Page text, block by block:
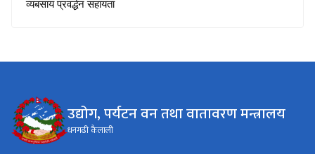
व्यबसाय प्रवर्द्धन सहायता
उद्योग, पर्यटन वन तथा वातावरण मन्त्रालय
धनगढी कैलाली